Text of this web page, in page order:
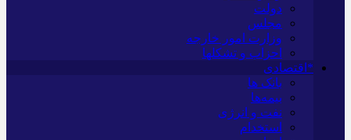
دولت
مجلس
وزارت امور خارجه
احزاب و تشکلها
*اقتصادی
بانک ها
بیمه‌ها
نفت و انرژی
استخدام